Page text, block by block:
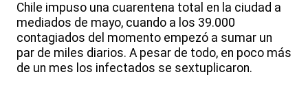
Chile impuso una cuarentena total en la ciudad a
mediados de mayo, cuando a los 39.000
contagiados del momento empezó a sumar un
par de miles diarios. A pesar de todo, en poco más
de un mes los infectados se sextuplicaron.